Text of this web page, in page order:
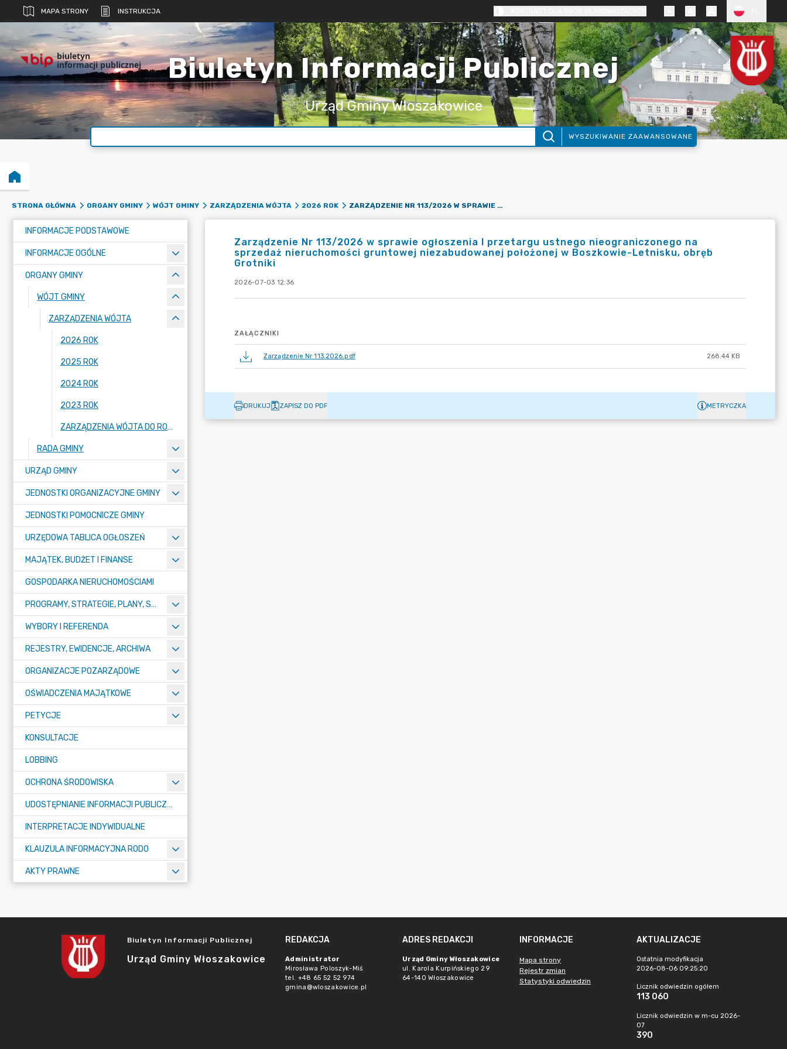
MAPA STRONY INSTRUKCJA
biuletyn
informacji publicznej Biuletyn Informacji Publicznej
Urząd Gminy Włoszakowice
WYSZUKIWANIE ZAAWANSOWANE
STRONA GŁÓWNA ORGANY GMINY WÓJT GMINY ZARZĄDZENIA WÓJTA 2026 ROK ZARZĄDZENIE NR 113/2026 W SPRAWIE OGŁOSZENIA I PRZETARGU USTNEGO NIEOGRANICZONEGO NA SPRZEDAŻ NIERUCHOMOŚCI GRUNTOWEJ NIEZABUDOWANEJ POŁOŻONEJ W BOSZKOWIE-LETNISKU, OBRĘB GROTNIKI
INFORMACJE PODSTAWOWE
INFORMACJE OGÓLNE
ORGANY GMINY
WÓJT GMINY
ZARZĄDZENIA WÓJTA
2026 ROK
2025 ROK
2024 ROK
2023 ROK
ZARZĄDZENIA WÓJTA DO ROKU 2022 (WŁĄCZNIE)
RADA GMINY
URZĄD GMINY
JEDNOSTKI ORGANIZACYJNE GMINY
JEDNOSTKI POMOCNICZE GMINY
URZĘDOWA TABLICA OGŁOSZEŃ
MAJĄTEK, BUDŻET I FINANSE
GOSPODARKA NIERUCHOMOŚCIAMI
PROGRAMY, STRATEGIE, PLANY, SPRAWOZDANIA I OPRACOWANIA
WYBORY I REFERENDA
REJESTRY, EWIDENCJE, ARCHIWA
ORGANIZACJE POZARZĄDOWE
OŚWIADCZENIA MAJĄTKOWE
PETYCJE
KONSULTACJE
LOBBING
OCHRONA ŚRODOWISKA
UDOSTĘPNIANIE INFORMACJI PUBLICZNEJ
INTERPRETACJE INDYWIDUALNE
KLAUZULA INFORMACYJNA RODO
AKTY PRAWNE
Zarządzenie Nr 113/2026 w sprawie ogłoszenia I przetargu ustnego nieograniczonego na
sprzedaż nieruchomości gruntowej niezabudowanej położonej w Boszkowie-Letnisku, obręb
Grotniki
2026-07-03 12:36
ZAŁĄCZNIKI
Zarządzenie Nr 113.2026.pdf 268.44 KB
DRUKUJ ZAPISZ DO PDF METRYCZKA
Biuletyn Informacji Publicznej
Urząd Gminy Włoszakowice
REDAKCJA
Administrator
Mirosława Poloszyk-Miś
tel. +48 65 52 52 974
gmina@wloszakowice.pl
ADRES REDAKCJI
Urząd Gminy Włoszakowice
ul. Karola Kurpińskiego 29
64-140 Włoszakowice
INFORMACJE
Mapa strony
Rejestr zmian
Statystyki odwiedzin
AKTUALIZACJE
Ostatnia modyfikacja
2026-08-06 09:25:20
Licznik odwiedzin ogółem
113 060
Licznik odwiedzin w m-cu 2026-
07
390